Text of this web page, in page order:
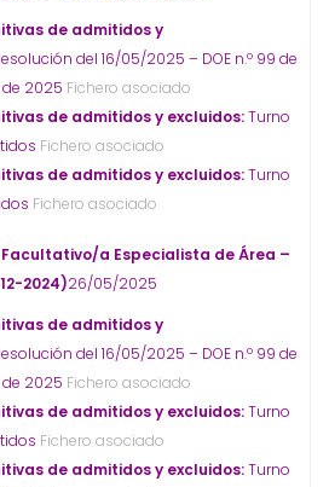
de admitidos y
del 16/05/2025 – DOE n.º 99 de
2025 Fichero asociado
de admitidos y excluidos:Turno
Fichero asociado
de admitidos y excluidos:Turno
Fichero asociado
a Especialista de Área –
2024)26/05/2025
de admitidos y
del 16/05/2025 – DOE n.º 99 de
2025 Fichero asociado
de admitidos y excluidos:Turno
Fichero asociado
de admitidos y excluidos:Turno